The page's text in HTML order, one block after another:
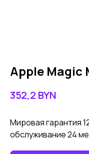
Apple Magic
352,2 BYN
Мировая гарантия
обслуживание 24